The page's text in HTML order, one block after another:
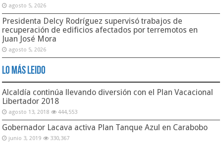
agosto 5, 2026
Presidenta Delcy Rodríguez supervisó trabajos de
recuperación de edificios afectados por terremotos en
Juan José Mora
agosto 5, 2026
Lo Más Leido
Alcaldía continúa llevando diversión con el Plan Vacacional
Libertador 2018
agosto 13, 2018 444,553
Gobernador Lacava activa Plan Tanque Azul en Carabobo
junio 3, 2019 330,367